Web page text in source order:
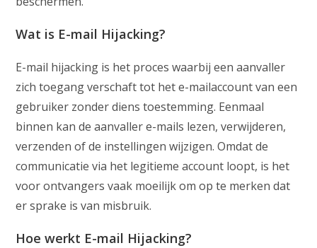
Wat is E-mail Hijacking?
E-mail hijacking is het proces waarbij een aanvaller
zich toegang verschaft tot het e-mailaccount van een
gebruiker zonder diens toestemming. Eenmaal
binnen kan de aanvaller e-mails lezen, verwijderen,
verzenden of de instellingen wijzigen. Omdat de
communicatie via het legitieme account loopt, is het
voor ontvangers vaak moeilijk om op te merken dat
er sprake is van misbruik.
Hoe werkt E-mail Hijacking?